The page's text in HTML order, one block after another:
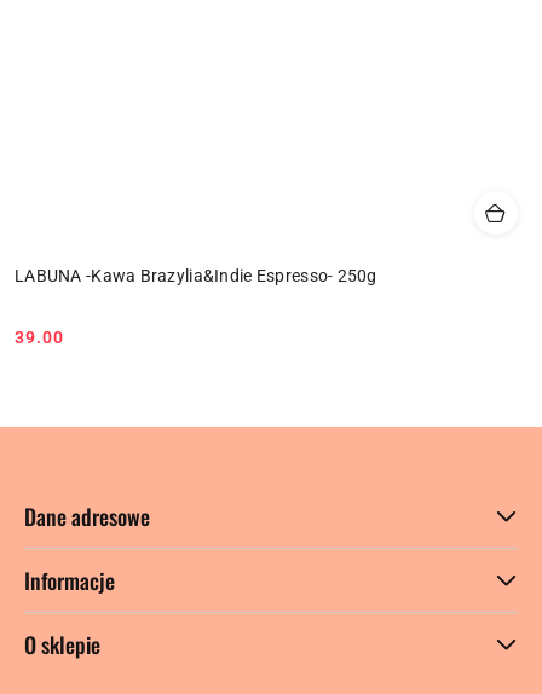
LABUNA -Kawa Brazylia&Indie Espresso- 250g
Cena:
39.00
Dane adresowe
Informacje
O sklepie